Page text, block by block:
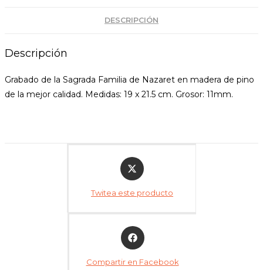
DESCRIPCIÓN
Descripción
Grabado de la Sagrada Familia de Nazaret en madera de pino
de la mejor calidad. Medidas: 19 x 21.5 cm. Grosor: 11mm.
Twitea este producto
Compartir en Facebook